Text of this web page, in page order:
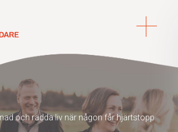
och rädda liv när någon får hjärtstopp